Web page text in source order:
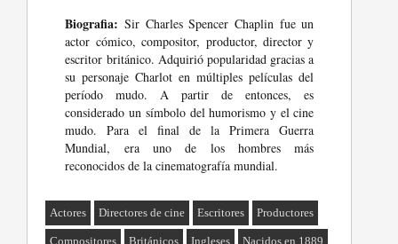
Biografia: Sir Charles Spencer Chaplin fue un
actor cómico, compositor, productor, director y
escritor británico. Adquirió popularidad gracias a
su personaje Charlot en múltiples películas del
período mudo. A partir de entonces, es
considerado un símbolo del humorismo y el cine
mudo. Para el final de la Primera Guerra
Mundial, era uno de los hombres más
reconocidos de la cinematografía mundial.
Actores Directores de cine Escritores Productores
Compositores Británicos Ingleses Nacidos en 1889